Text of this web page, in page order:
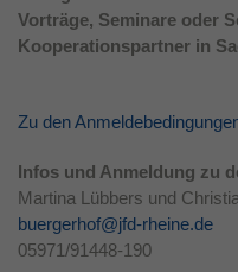
Vorträge, Seminare oder
Kooperationspartner in
Zu den
Infos und Anmeldung zu
Martina Lübbers und
buergerhof@jfd-rheine.de
05971/91448-190
Laufzeit 1 Jahr
Zweck
Cookie-
speichern.